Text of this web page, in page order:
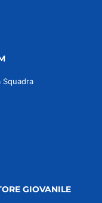
Squadra
GIOVANILE